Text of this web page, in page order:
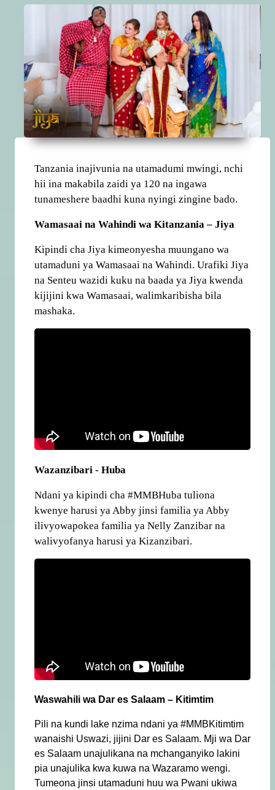
Tanzania inajivunia na utamadumi mwingi, nchi
hii ina makabila zaidi ya 120 na ingawa
tunameshere baadhi kuna nyingi zingine bado.
Wamasaai na Wahindi wa Kitanzania – Jiya
Kipindi cha Jiya kimeonyesha muungano wa
utamaduni ya Wamasaai na Wahindi. Urafiki Jiya
na Senteu wazidi kuku na baada ya Jiya kwenda
kijijini kwa Wamasaai, walimkaribisha bila
mashaka.
Wazanzibari - Huba
Ndani ya kipindi cha #MMBHuba tuliona
kwenye harusi ya Abby jinsi familia ya Abby
ilivyowapokea familia ya Nelly Zanzibar na
walivyofanya harusi ya Kizanzibari.
Waswahili wa Dar es Salaam – Kitimtim
Pili na kundi lake nzima ndani ya #MMBKitimtim
wanaishi Uswazi, jijini Dar es Salaam. Mji wa Dar
es Salaam unajulikana na mchanganyiko lakini
pia unajulika kwa kuwa na Wazaramo wengi.
Tumeona jinsi utamaduni huu wa Pwani ukiwa